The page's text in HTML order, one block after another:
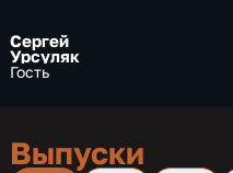
Сергей
Урсуляк
Гость
Выпуски